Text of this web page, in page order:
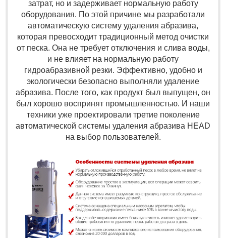
затрат, но и задерживает нормальную работу
оборудования. По этой причине мы разработали
автоматическую систему удаления абразива,
которая превосходит традиционный метод очистки
от песка. Она не требует отключения и слива воды,
и не влияет на нормальную работу
гидроабразивной резки. Эффективно, удобно и
экологически безопасно выполняли удаление
абразива. После того, как продукт был выпущен, он
был хорошо воспринят промышленностью. И наши
техники уже проектировали третие поколение
автоматической системы удаления абразива HEAD
на выбор пользователей.